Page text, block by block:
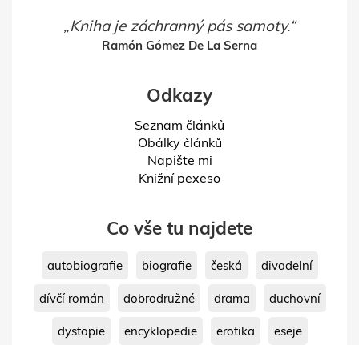
Kniha je záchranný pás samoty.
Ramón Gómez De La Serna
Odkazy
Seznam článků
Obálky článků
Napište mi
Knižní pexeso
Co vše tu najdete
autobiografie biografie česká divadelní
dívčí román dobrodružné drama duchovní
dystopie encyklopedie erotika eseje